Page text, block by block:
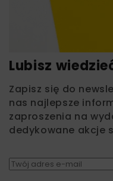
Lubisz
Zapisz się do
nas najlepsze
zaproszenia na
dedykowane akcje